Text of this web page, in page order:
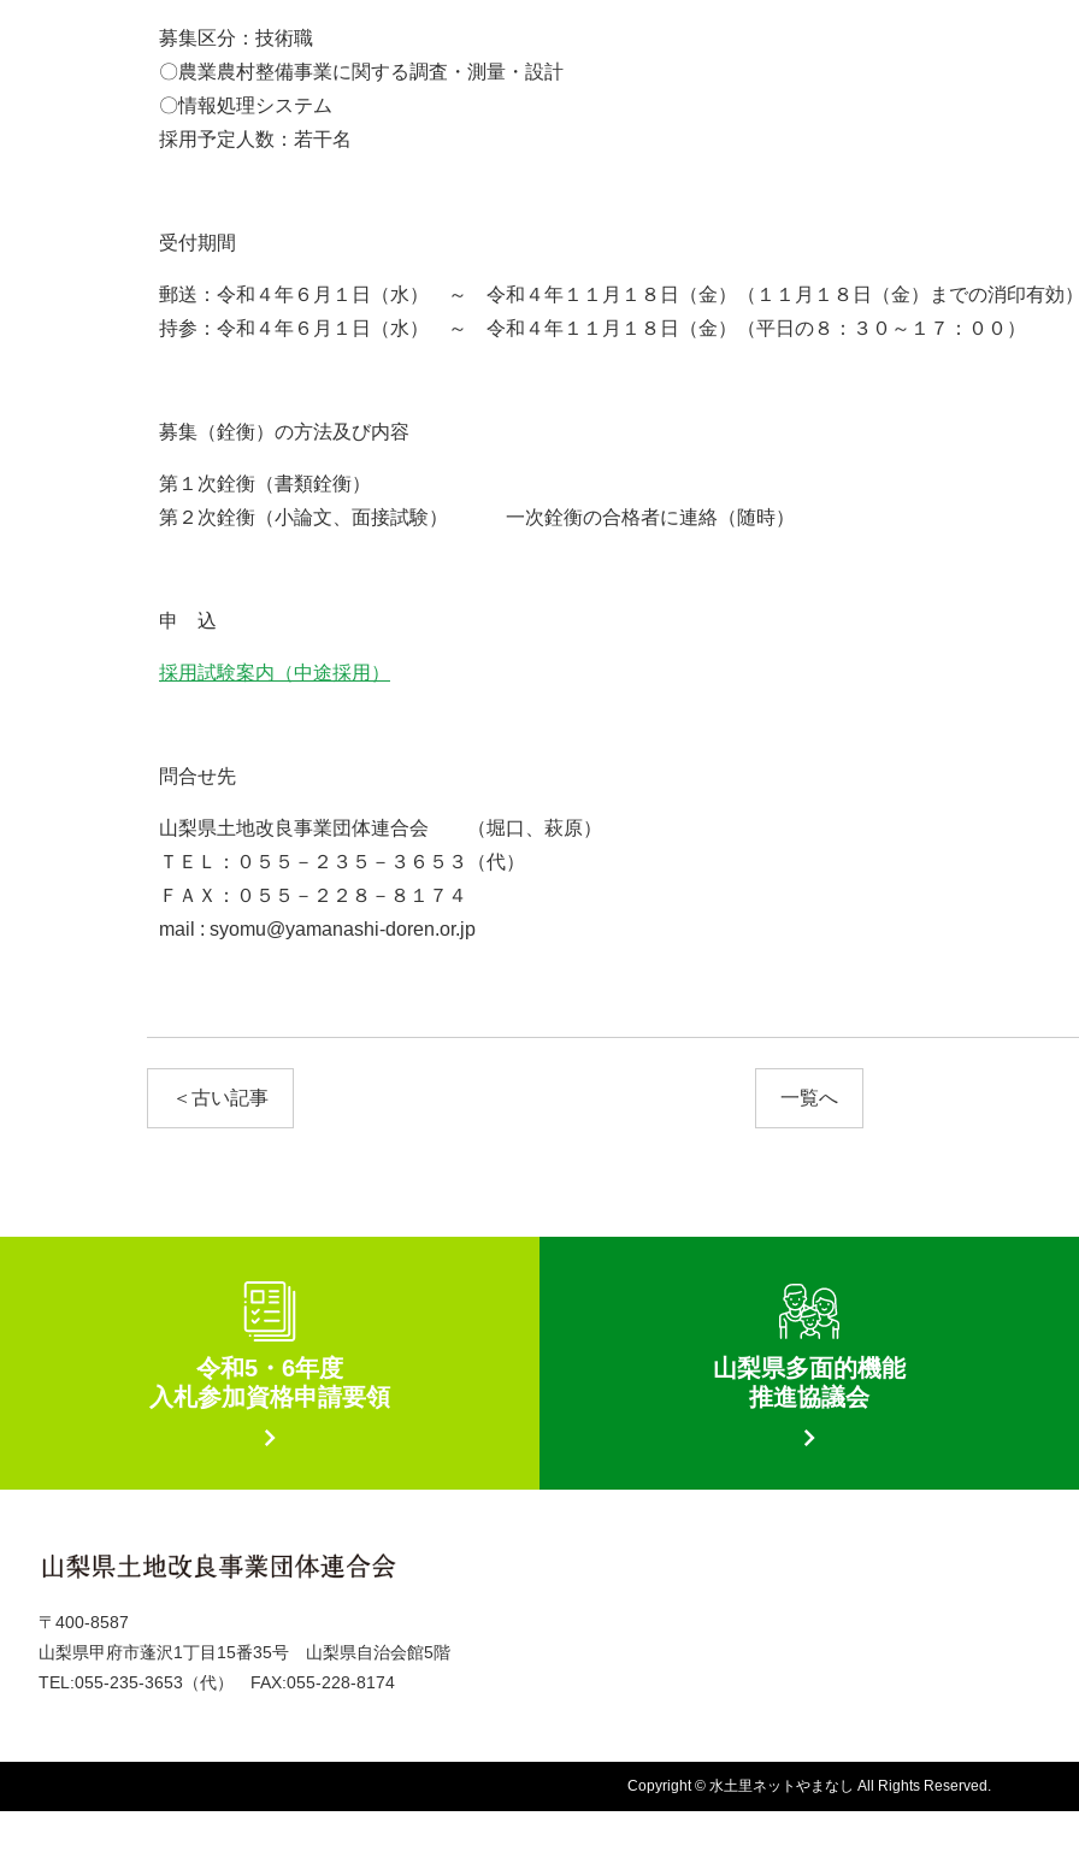
募集区分：技術職
〇農業農村整備事業に関する調査・測量・設計
〇情報処理システム
採用予定人数：若干名
受付期間
郵送：令和４年６月１日（水） ～ 令和４年１１月１８日（金）（１１月１８日（金）までの消印有効
持参：令和４年６月１日（水） ～ 令和４年１１月１８日（金）（平日の８：３０～１７：００）
募集（銓衡）の方法及び内容
第１次銓衡（書類銓衡）
第２次銓衡（小論文、面接試験） 一次銓衡の合格者に連絡（随時）
申 込
採用試験案内（中途採用）
問合せ先
山梨県土地改良事業団体連合会 （堀口、萩原）
ＴＥＬ：０５５－２３５－３６５３（代）
ＦＡＸ：０５５－２２８－８１７４
mail : syomu@yamanashi-doren.or.jp
＜古い記事 一覧へ
令和5・6年度
入札参加資格申請要領
山梨県多面的機能
推進協議会
〒400-8587
山梨県甲府市蓬沢1丁目15番35号 山梨県自治会館5階
TEL:055-235-3653（代） FAX:055-228-8174
Copyright © 水土里ネットやまなし All Rights Reserved.